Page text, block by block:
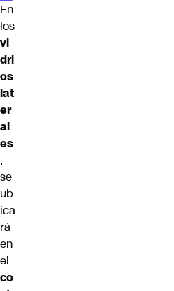
En
los
vi
dri
os
lat
er
al
es
,
se
ub
ica
rá
en
el
co